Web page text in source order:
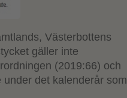
Västerbottens
gäller inte
(2019:66) och
det kalenderår som